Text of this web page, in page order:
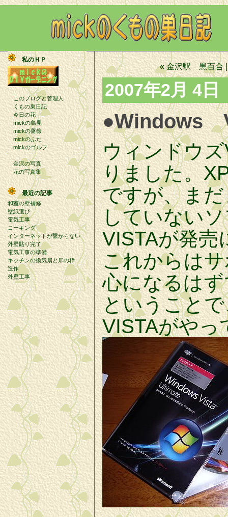
私のＨＰ
このブログと管理人
くもの巣日記
今日の花
mickの鳥見
mickの薔薇
mickのふた
mickのゴルフ
金沢の写真
花の写真集
最近の記事
和室の壁補修
壁紙選び
電気工事
コーキング
インターネットが繋がらない
外壁貼り完了
電気工事の準備
キッチンの換気扇と扉の枠
造作
外壁工事
« 金沢駅 黒百合
2007年2月 4日
●Windows
ウィンドウ
りました。
ですが、ま
していない
VISTAが発売
これからは
心になるは
ということ
VISTAがやっ